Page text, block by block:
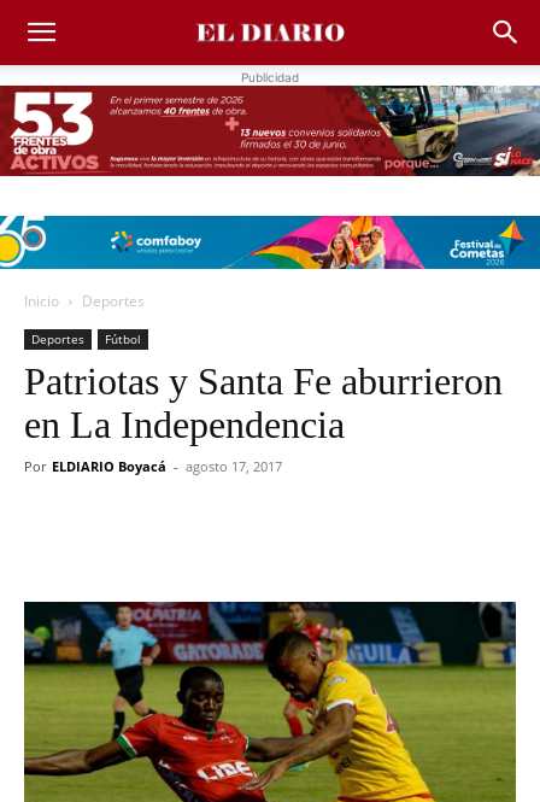
Publicidad
Inicio Deportes
Deportes Fútbol
Patriotas y Santa Fe aburrieron
en La Independencia
Por ELDIARIO Boyacá - agosto 17, 2017